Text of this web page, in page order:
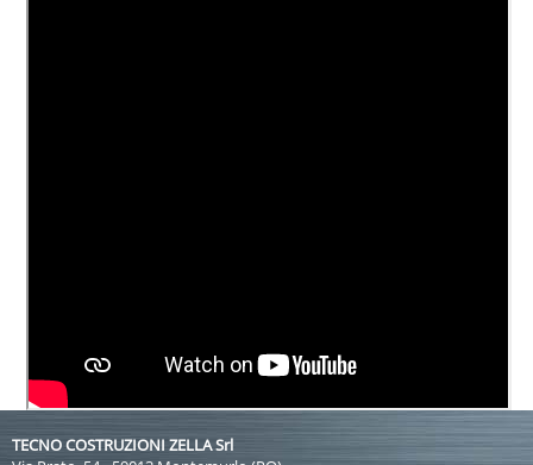
TECNO COSTRUZIONI ZELLA Srl